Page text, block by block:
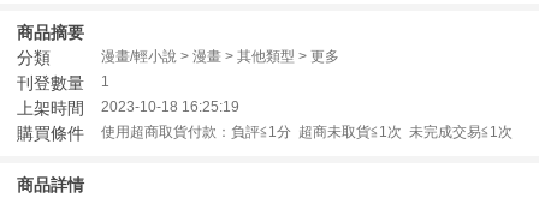
商品摘要
分類
漫畫/輕小說 > 漫畫 > 其他類型 > 更多
刊登數量 1
上架時間 2023-10-18 16:25:19
購買條件 使用超商取貨付款：負評≦1分 超商未取貨≦1次 未完成交易≦1次
商品詳情